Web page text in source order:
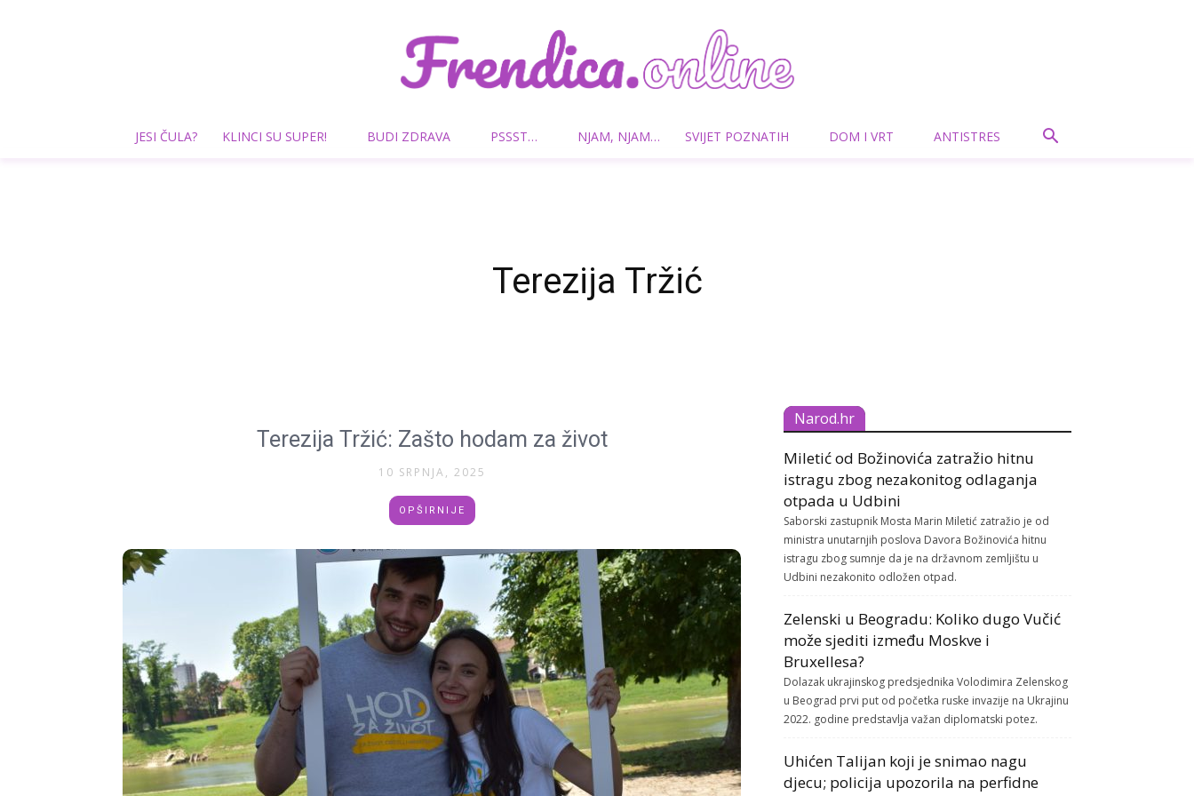
Frendica.online
JESI ČULA? KLINCI SU SUPER! BUDI ZDRAVA PSSST… NJAM, NJAM… SVIJET POZNATIH DOM I VRT ANTISTRES
Terezija Tržić
Terezija Tržić: Zašto hodam za život
10 SRPNJA, 2025
OPŠIRNIJE
Narod.hr
Miletić od Božinovića zatražio hitnu
istragu zbog nezakonitog odlaganja
otpada u Udbini
Saborski zastupnik Mosta Marin Miletić zatražio je od
ministra unutarnjih poslova Davora Božinovića hitnu
istragu zbog sumnje da je na državnom zemljištu u
Udbini nezakonito odložen otpad.
Zelenski u Beogradu: Koliko dugo Vučić
može sjediti između Moskve i
Bruxellesa?
Dolazak ukrajinskog predsjednika Volodimira Zelenskog
u Beograd prvi put od početka ruske invazije na Ukrajinu
2022. godine predstavlja važan diplomatski potez.
Uhićen Talijan koji je snimao nagu
djecu; policija upozorila na perfidne